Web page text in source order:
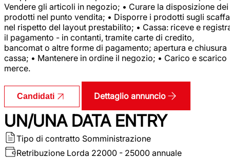
Vendere gli articoli in negozio; • Curare la disposizione dei
prodotti nel punto vendita; • Disporre i prodotti sugli
nel rispetto del layout prestabilito; • Cassa: riceve e
il pagamento - in contanti, tramite carte di credito,
bancomat o altre forme di pagamento; apertura e chiusura
cassa; • Mantenere in ordine il negozio; • Carico e scarico
merce.
Candidati Dettaglio annuncio
UN/UNA DATA ENTRY
Tipo di contratto Somministrazione
Retribuzione Lorda 22000 - 25000 annuale